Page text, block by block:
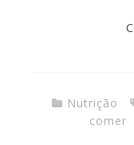
Nutrição
comer